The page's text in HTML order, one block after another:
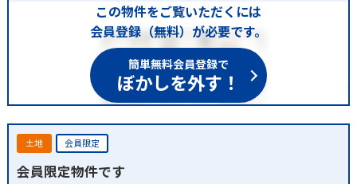
この物件をご覧いただくには
会員登録（無料）が必要です。
簡単無料会員登録で
ぼかしを外す！
土地 会員限定
会員限定物件です